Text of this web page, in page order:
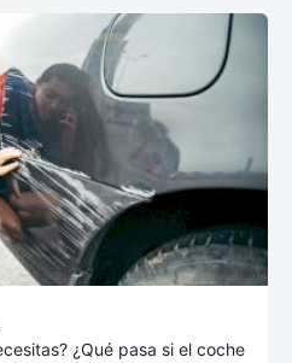
¿Qué pasa si el coche